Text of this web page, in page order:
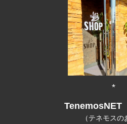
*
（テネモスの